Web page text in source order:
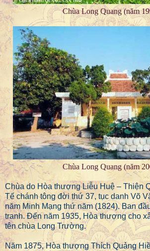
Chùa Long Quang (năm
Chùa Long Quang (năm
Chùa do Hòa thượng Liễu Huệ – Thiện
Tế chánh tông đời thứ 37, tục danh Võ
năm Minh Mạng thứ năm (1824). Ban
tranh. Đến năm 1935, Hòa thượng cho
tên chùa Long Trường.
Năm 1875, Hòa thượng Thích Quảng